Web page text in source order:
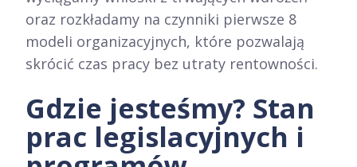
oraz rozkładamy na czynniki pierwsze 8
modeli organizacyjnych, które pozwalają
skrócić czas pracy bez utraty rentowności.
Gdzie jesteśmy? Stan
prac legislacyjnych i